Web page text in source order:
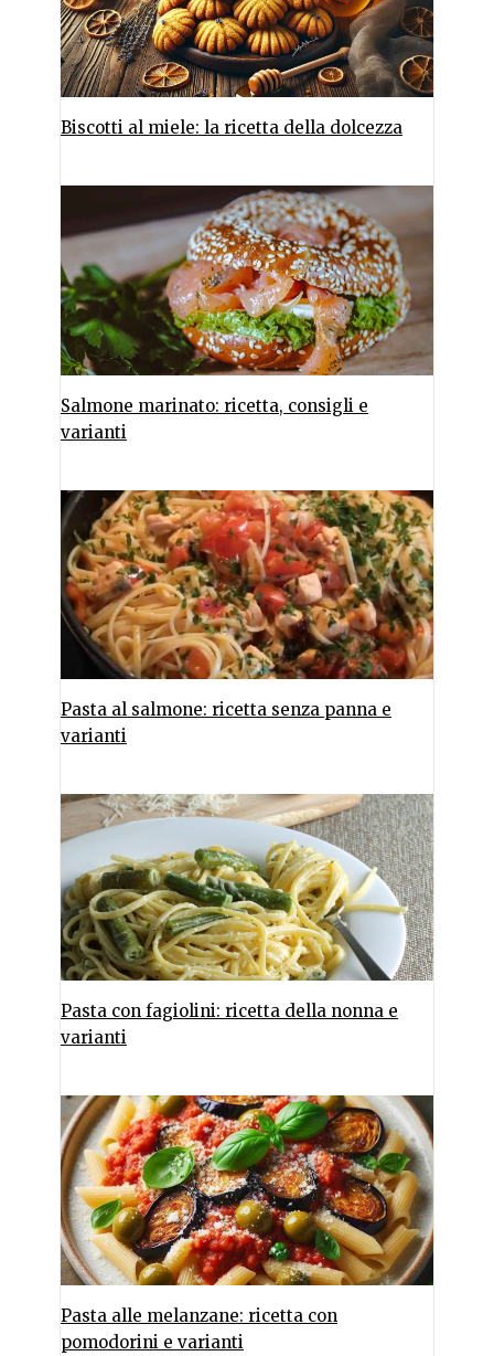
Biscotti al miele: la ricetta della dolcezza
Salmone marinato: ricetta, consigli e
varianti
Pasta al salmone: ricetta senza panna e
varianti
Pasta con fagiolini: ricetta della nonna e
varianti
Pasta alle melanzane: ricetta con
pomodorini e varianti